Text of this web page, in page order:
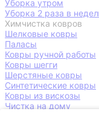
Уборка утром
Уборка 2 раза в
Химчистка ковров
Шелковые ковры
Паласы
Ковры ручной работы
Ковры шегги
Шерстяные ковры
Синтетические ковры
Ковры из вискозы
Чистка на дому